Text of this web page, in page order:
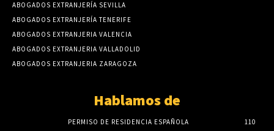
ABOGADOS EXTRANJERÍA SEVILLA
ABOGADOS EXTRANJERÍA TENERIFE
ABOGADOS EXTRANJERIA VALENCIA
ABOGADOS EXTRANJERIA VALLADOLID
ABOGADOS EXTRANJERIA ZARAGOZA
Hablamos de
PERMISO DE RESIDENCIA ESPAÑOLA 110